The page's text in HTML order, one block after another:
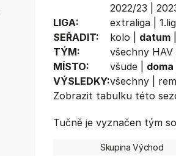
2022/23
LIGA:
extraliga|
SEŘADIT:
kolo datum
TÝM:
všechny HAV
MÍSTO:
všude| doma
VÝSLEDKY:všechny|
Zobrazit tabulkutéto
Tučně je vyznačen tým
Skupina Východ